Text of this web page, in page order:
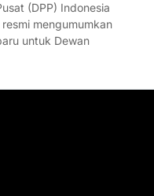
(DPP) Indonesia
mengumumkan
untuk Dewan